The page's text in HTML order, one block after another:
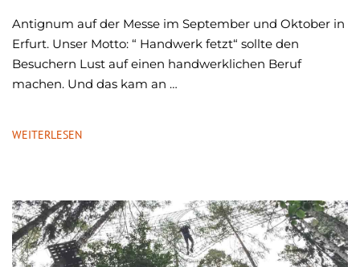
Antignum auf der Messe im September und Oktober in
Erfurt. Unser Motto: “ Handwerk fetzt“ sollte den
Besuchern Lust auf einen handwerklichen Beruf
machen. Und das kam an …
WEITERLESEN